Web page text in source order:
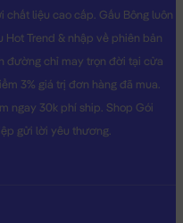
chất liệu cao cấp. Gấu Bông luôn
Trend & nhập về phiên bản
đường chỉ may trọn đời tại cửa
3% giá trị đơn hàng đã mua.
ngay 30k phí ship. Shop Gói
gửi lời yêu thương.